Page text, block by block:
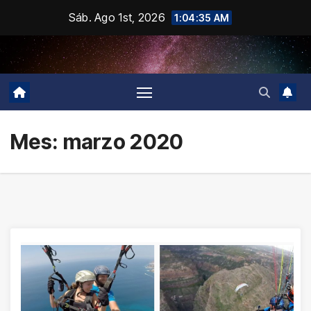
contenido
Sáb. Ago 1st, 2026 1:04:35 AM
Mes: marzo 2020